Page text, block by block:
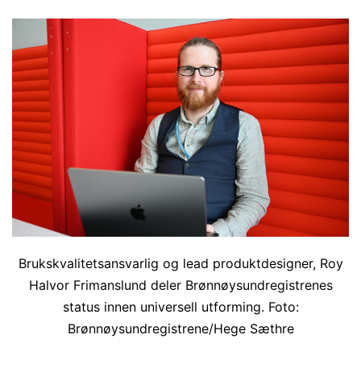
Brukskvalitetsansvarlig og lead produktdesigner, Roy
Halvor Frimanslund deler Brønnøysundregistrenes
status innen universell utforming. Foto:
Brønnøysundregistrene/Hege Sæthre